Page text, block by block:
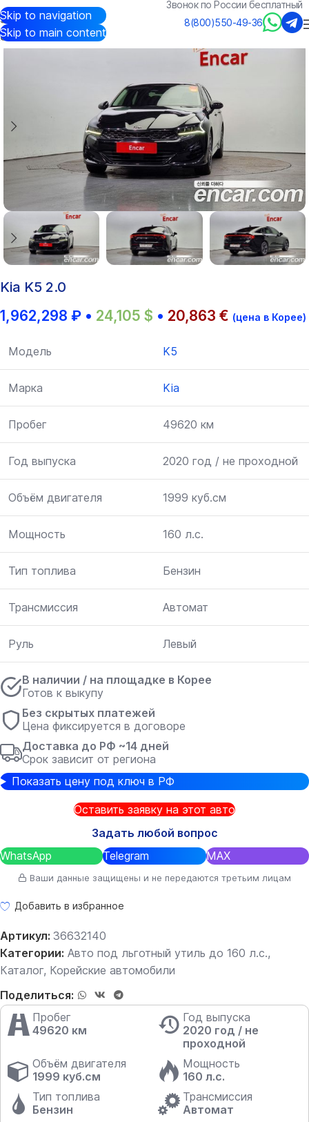
Skip to navigation
Skip to main content
Звонок по России бесплатный
8(800)550-49-36
Авто из Кореи/Каталог
Kia K5 2.0
1,962,298 ₽ • 24,105 $ • 20,863 € (цена в Корее)
Модель K5
Марка Kia
Пробег 49620 км
Год выпуска 2020 год / не проходной
Объём двигателя 1999 куб.см
Мощность 160 л.с.
Тип топлива Бензин
Трансмиссия Автомат
Руль Левый
В наличии / на площадке в Корее
Готов к выкупу
Без скрытых платежей
Цена фиксируется в договоре
Доставка до РФ ~14 дней
Срок зависит от региона
Показать цену под ключ в РФ
Оставить заявку на этот авто
Задать любой вопрос
WhatsApp
Telegram MAX
Ваши данные защищены и не передаются третьим лицам
Добавить в избранное
Артикул: 36632140
Категории: Авто под льготный утиль до 160 л.с.,
Каталог, Корейские автомобили
Поделиться:
Пробег
49620 км
Год выпуска
2020 год / не
проходной
Объём двигателя
1999 куб.см
Мощность
160 л.с.
Тип топлива
Бензин
Трансмиссия
Автомат